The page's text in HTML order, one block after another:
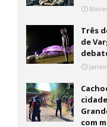
Três
de
com